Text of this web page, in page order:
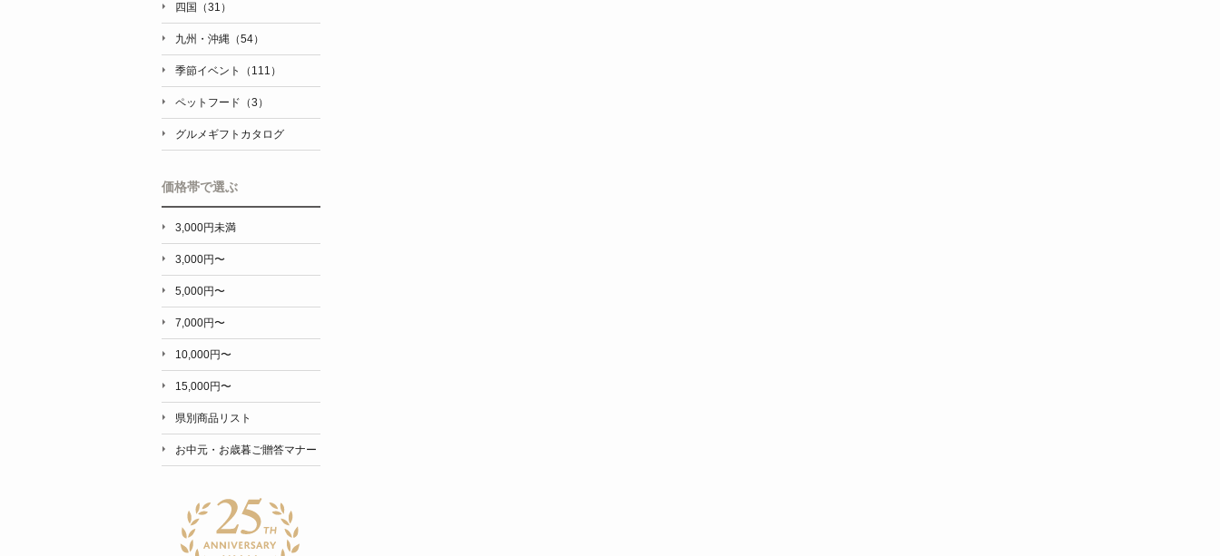
四国（31）
九州・沖縄（54）
季節イベント（111）
ペットフード（3）
グルメギフトカタログ
価格帯で選ぶ
3,000円未満
3,000円〜
5,000円〜
7,000円〜
10,000円〜
15,000円〜
県別商品リスト
お中元・お歳暮ご贈答マナー